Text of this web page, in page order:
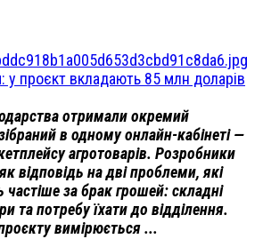
у проєкт вкладають 85 млн доларів
отримали окремий
в одному онлайн-кабінеті —
агротоварів. Розробники
відповідь на дві проблеми, які
за брак грошей: складні
та потребу їхати до відділення.
вимірюється ...